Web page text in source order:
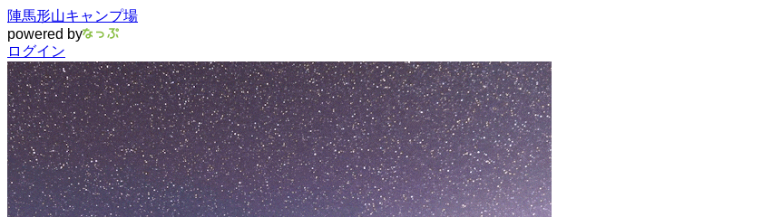
陣馬形山キャンプ場
powered by
ログイン